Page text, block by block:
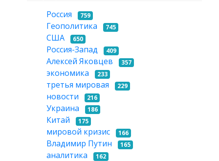
Россия
759
Геополитика 745
США 650
Россия-Запад 409
Алексей Яковцев 357
экономика 233
третья мировая 229
новости 216
Украина 186
Китай 175
мировой кризис 166
Владимир Путин 165
аналитика 162